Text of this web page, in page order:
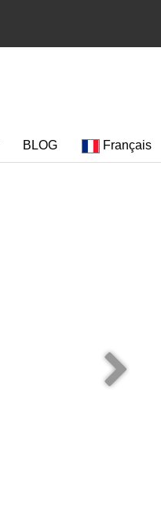
BLOG Français